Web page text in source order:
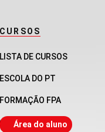
CURSOS
LISTA DE CURSOS
ESCOLA DO PT
FORMAÇÃO FPA
Área do aluno